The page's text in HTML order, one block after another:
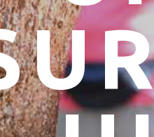
Descobreix